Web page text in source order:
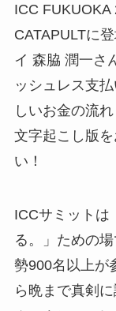
ICC FUKUOKA
CATAPULTに
イ 森脇 潤一さ
ッシュレス支
しいお金の流
文字起こし版
い！
ICCサミットは
る。」ための
勢900名以上が
ら晩まで真剣